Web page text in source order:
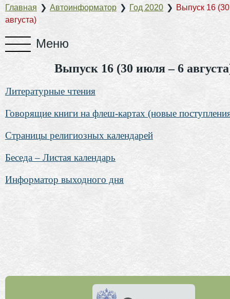
Главная ❯ Автоинформатор ❯ Год 2020 ❯ Выпуск 16
августа)
Выпуск 16 (30 июля – 6
Литературные чтения
Говорящие книги на флеш-картах (новые
Страницы религиозных календарей
Беседа – Листая календарь
Информатор выходного дня